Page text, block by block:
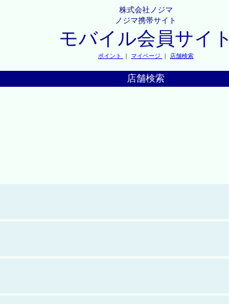
株式会社ノジマ
ノジマ携帯サイト
モバイル会員サイト
ポイント ｜ マイページ ｜ 店舗検索
店舗検索